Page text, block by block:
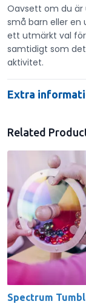
Oavsett om du
små barn eller en
ett utmärkt val
samtidigt som
aktivitet.
Extra
Related
Spectrum